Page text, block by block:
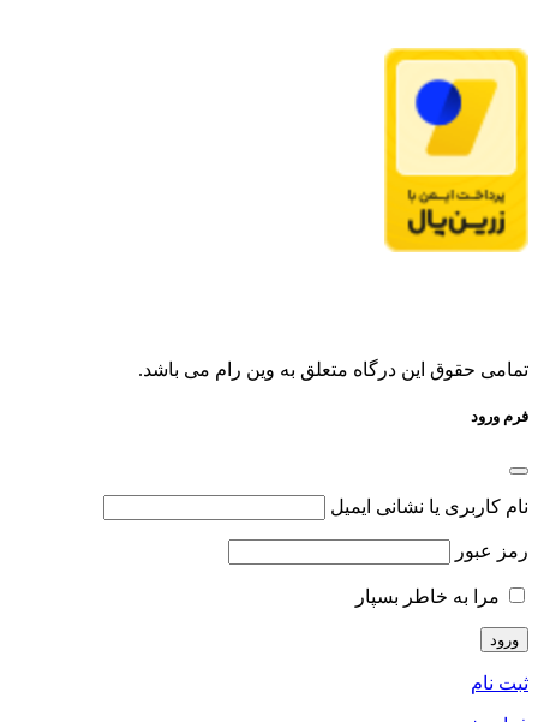
تمامی حقوق این درگاه متعلق به وین رام می باشد.
فرم ورود
نام کاربری یا نشانی ایمیل
رمز عبور
مرا به خاطر بسپار
ثبت نام